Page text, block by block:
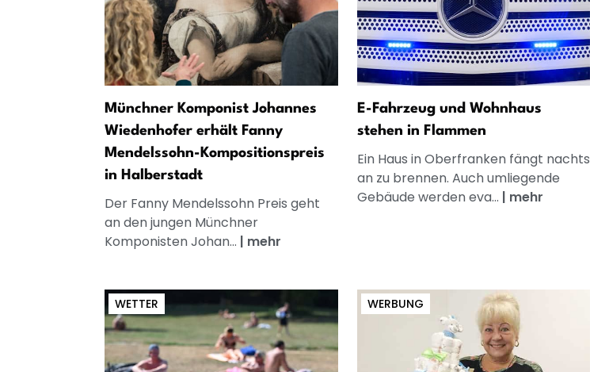
Münchner Komponist Johannes
Wiedenhofer erhält Fanny
Mendelssohn-Kompositionspreis
in Halberstadt
Der Fanny Mendelssohn Preis geht
an den jungen Münchner
Komponisten Johan... | mehr
E-Fahrzeug und Wohnhaus
stehen in Flammen
Ein Haus in Oberfranken fängt nachts
an zu brennen. Auch umliegende
Gebäude werden eva... | mehr
WETTER WERBUNG